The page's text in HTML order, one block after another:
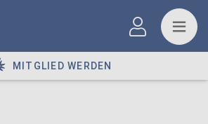
MITGLIED WERDEN